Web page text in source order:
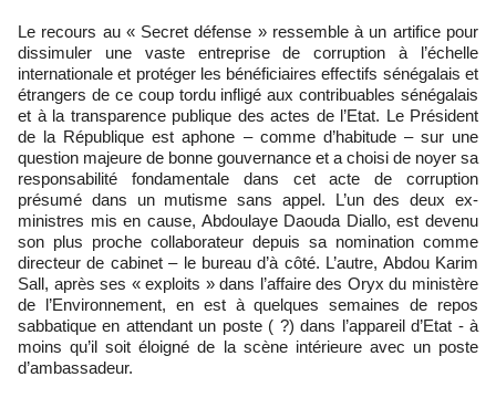
Le recours au « Secret défense » ressemble à un artifice pour
dissimuler une vaste entreprise de corruption à l’échelle
internationale et protéger les bénéficiaires effectifs sénégalais et
étrangers de ce coup tordu infligé aux contribuables sénégalais
et à la transparence publique des actes de l’Etat. Le Président
de la République est aphone – comme d’habitude – sur une
question majeure de bonne gouvernance et a choisi de noyer sa
responsabilité fondamentale dans cet acte de corruption
présumé dans un mutisme sans appel. L’un des deux ex-
ministres mis en cause, Abdoulaye Daouda Diallo, est devenu
son plus proche collaborateur depuis sa nomination comme
directeur de cabinet – le bureau d’à côté. L’autre, Abdou Karim
Sall, après ses « exploits » dans l’affaire des Oryx du ministère
de l’Environnement, en est à quelques semaines de repos
sabbatique en attendant un poste ( ?) dans l’appareil d’Etat - à
moins qu’il soit éloigné de la scène intérieure avec un poste
d’ambassadeur.